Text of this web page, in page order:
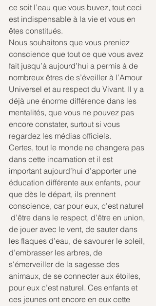
ce soit l’eau que vous buvez, tout ceci
est indispensable à la vie et vous en
êtes constitués.
Nous souhaitons que vous preniez
conscience que tout ce que vous avez
fait jusqu’à aujourd’hui a permis à de
nombreux êtres de s’éveiller à l’Amour
Universel et au respect du Vivant. Il y a
déjà une énorme différence dans les
mentalités, que vous ne pouvez pas
encore constater, surtout si vous
regardez les médias officiels.
Certes, tout le monde ne changera pas
dans cette incarnation et il est
important aujourd’hui d’apporter une
éducation différente aux enfants, pour
que dès le départ, ils prennent
conscience, car pour eux, c’est naturel
d’être dans le respect, d’être en union,
de jouer avec le vent, de sauter dans
les flaques d’eau, de savourer le soleil,
d’embrasser les arbres, de
s'émerveiller de la sagesse des
animaux, de se connecter aux étoiles,
pour eux c’est naturel. Ces enfants et
ces jeunes ont encore en eux cette